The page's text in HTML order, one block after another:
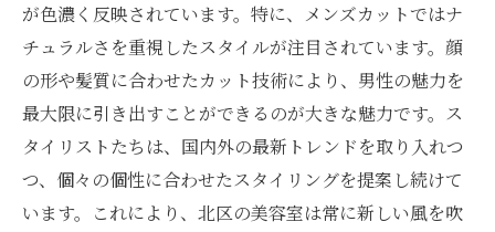
が色濃く反映されています。特に、メンズカットではナ
チュラルさを重視したスタイルが注目されています。顔
の形や髪質に合わせたカット技術により、男性の魅力を
最大限に引き出すことができるのが大きな魅力です。ス
タイリストたちは、国内外の最新トレンドを取り入れつ
つ、個々の個性に合わせたスタイリングを提案し続けて
います。これにより、北区の美容室は常に新しい風を吹